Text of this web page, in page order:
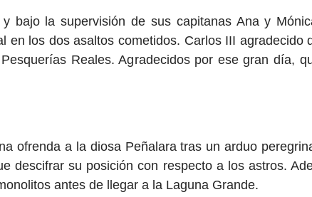
bajo la supervisión de sus capitanas Ana y
en los dos asaltos cometidos. Carlos III agradecido
Reales. Agradecidos por ese gran día,
ofrenda a la diosa Peñalara tras un arduo
descifrar su posición con respecto a los astros.
antes de llegar a la Laguna Grande.